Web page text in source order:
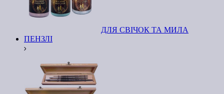
ДЛЯ СВІЧОК ТА МИЛА
ПЕНЗЛІ